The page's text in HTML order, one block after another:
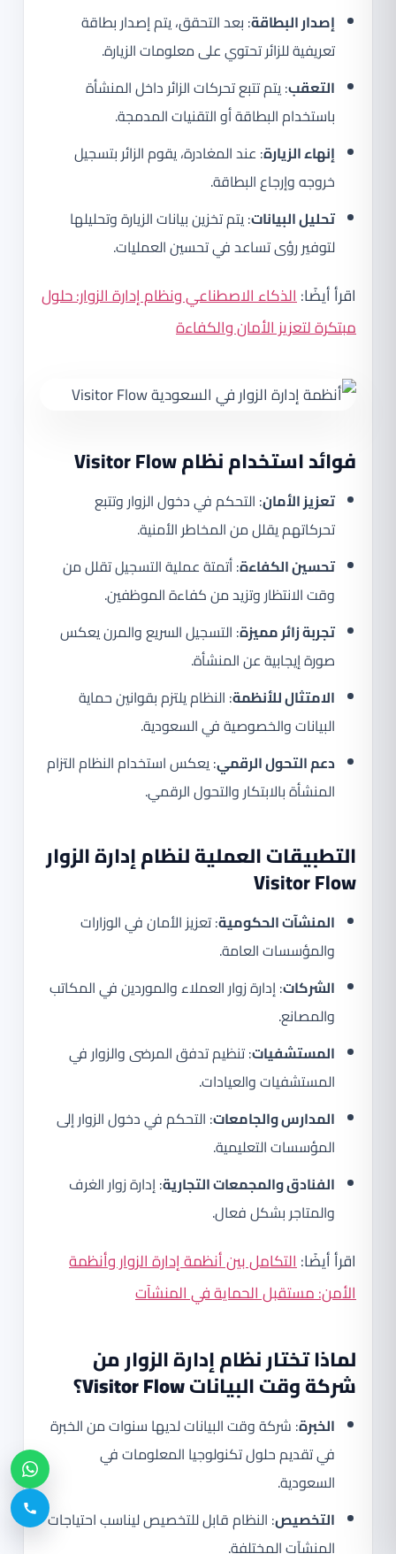
إصدار البطاقة: بعد التحقق، يتم إصدار بطاقة
تعريفية للزائر تحتوي على معلومات الزيارة.
التعقب: يتم تتبع تحركات الزائر داخل المنشأة
باستخدام البطاقة أو التقنيات المدمجة.
إنهاء الزيارة: عند المغادرة، يقوم الزائر بتسجيل
خروجه وإرجاع البطاقة.
تحليل البيانات: يتم تخزين بيانات الزيارة وتحليلها
لتوفير رؤى تساعد في تحسين العمليات.
اقرأ أيضًا:الذكاء الاصطناعي ونظام إدارة الزوار: حلول
مبتكرة لتعزيز الأمان والكفاءة
فوائد استخدام نظام Visitor Flow
تعزيز الأمان: التحكم في دخول الزوار وتتبع
تحركاتهم يقلل من المخاطر الأمنية.
تحسين الكفاءة: أتمتة عملية التسجيل تقلل من
وقت الانتظار وتزيد من كفاءة الموظفين.
تجربة زائر مميزة: التسجيل السريع والمرن يعكس
صورة إيجابية عن المنشأة.
الامتثال للأنظمة: النظام يلتزم بقوانين حماية
البيانات والخصوصية في السعودية.
دعم التحول الرقمي: يعكس استخدام النظام التزام
المنشأة بالابتكار والتحول الرقمي.
التطبيقات العملية لنظام إدارة الزوار
Visitor Flow
المنشآت الحكومية: تعزيز الأمان في الوزارات
والمؤسسات العامة.
الشركات: إدارة زوار العملاء والموردين في المكاتب
والمصانع.
المستشفيات: تنظيم تدفق المرضى والزوار في
المستشفيات والعيادات.
المدارس والجامعات: التحكم في دخول الزوار إلى
المؤسسات التعليمية.
الفنادق والمجمعات التجارية: إدارة زوار الغرف
والمتاجر بشكل فعال.
اقرأ أيضًا:التكامل بين أنظمة إدارة الزوار وأنظمة
الأمن: مستقبل الحماية في المنشآت
لماذا تختار نظام إدارة الزوار من
شركة وقت البياناتVisitor Flow؟
الخبرة: شركة وقت البيانات لديها سنوات من الخبرة
في تقديم حلول تكنولوجيا المعلومات في
السعودية.
التخصيص: النظام قابل للتخصيص ليناسب احتياجات
المنشآت المختلفة.